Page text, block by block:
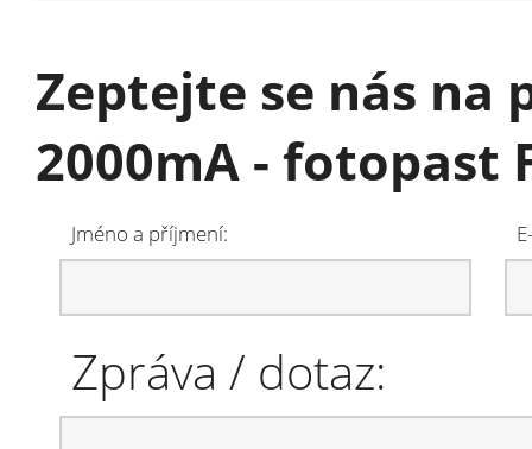
Zeptejte se nás na
2000mA - fotopast
Jméno a příjmení:
Zpráva / dotaz: